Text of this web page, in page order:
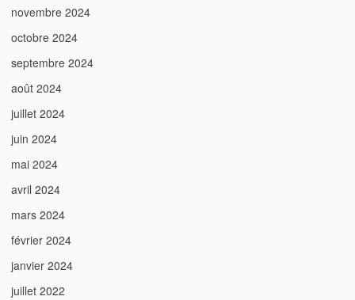
novembre 2024
octobre 2024
septembre 2024
août 2024
juillet 2024
juin 2024
mai 2024
avril 2024
mars 2024
février 2024
janvier 2024
juillet 2022